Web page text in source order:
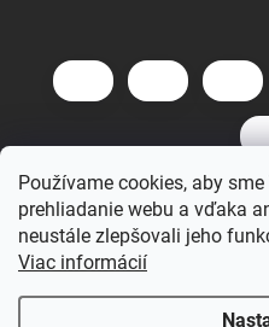
Používame cookies, aby
prehliadanie webu a vďaka
neustále zlepšovali jeho
Viac informácií
Copyright 2026 Svet Kúziel